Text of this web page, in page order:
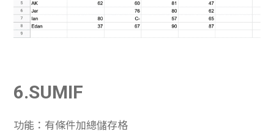
6.SUMIF
功能：有條件加總儲存格